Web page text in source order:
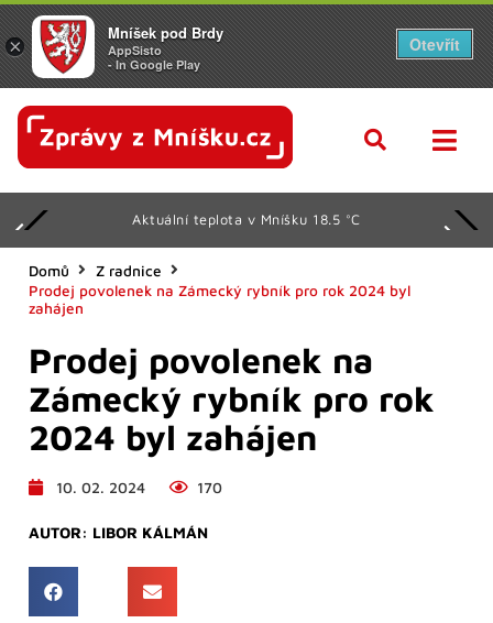
Aktuální teplota v Mníšku 18.5 °C
Domů
Z radnice
Prodej povolenek na Zámecký rybník pro rok 2024 byl
zahájen
Prodej povolenek na
Zámecký rybník pro rok
2024 byl zahájen
10. 02. 2024 170
AUTOR: LIBOR KÁLMÁN
×
Mníšek pod Brdy
AppSisto
- In Google Play
Otevřít